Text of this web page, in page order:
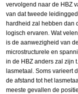
vervolgend naar de HBZ
van dat tweede
hardheid zal hebben dan
logisch ervaren. Wat
is de aanwezigheid van
microstructurele en
in de HBZ anders zal zijn
lasmetaal. Soms varieert
de afstand tot het
meeste gevallen de